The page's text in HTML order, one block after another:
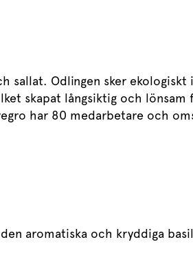
sallat. Odlingen sker
skapat långsiktig och lönsam
har 80 medarbetare och
aromatiska och kryddiga